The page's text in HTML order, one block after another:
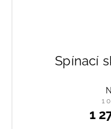
Spínací
1
1